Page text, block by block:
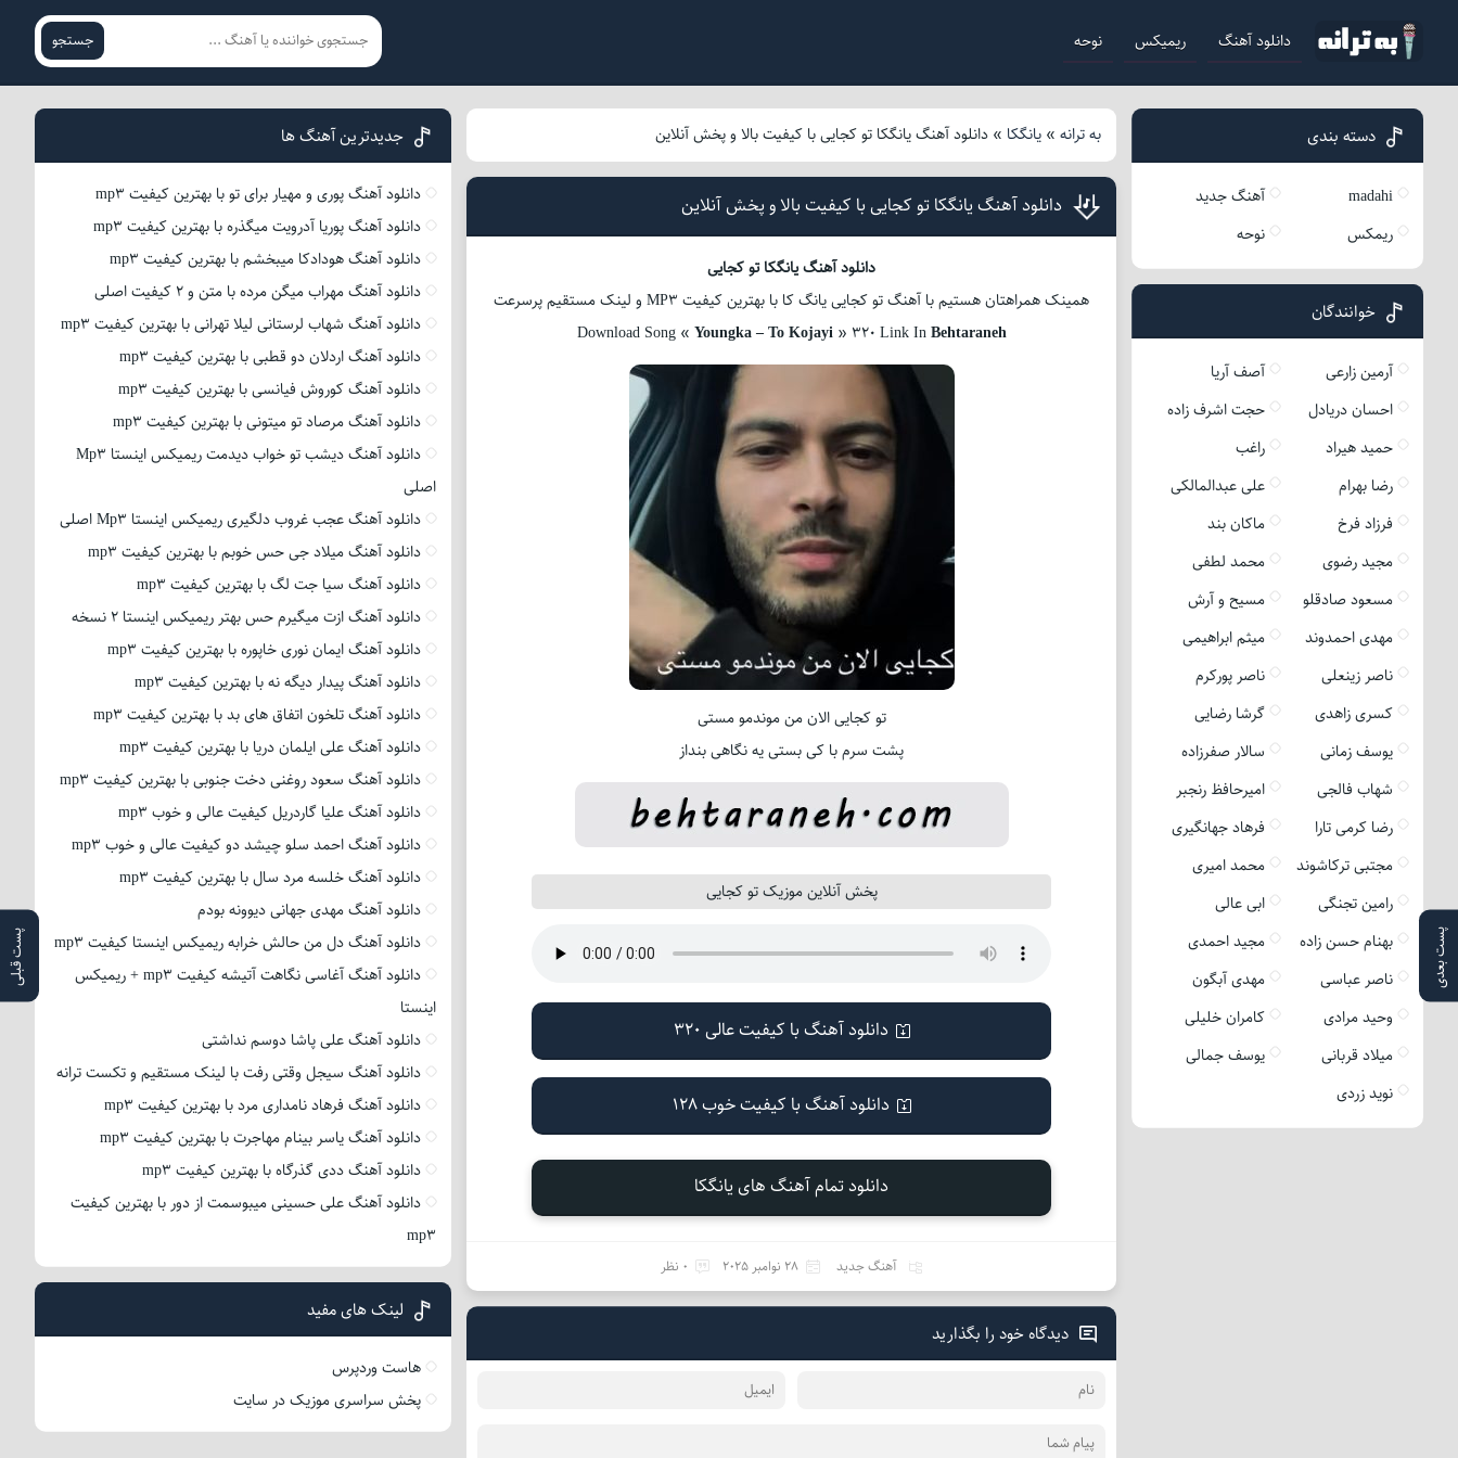
دانلود آهنگ ریمیکس نوحه جستجو
به ترانه» یانگکا » دانلود آهنگ یانگکا تو کجایی با کیفیت بالا و پخش آنلاین
پست بعدی پست قبلی
دانلود آهنگ یانگکا تو کجایی با کیفیت بالا و پخش آنلاین
دانلود آهنگ یانگکا تو کجایی
همینک همراهتان هستیم با آهنگ تو کجایی یانگ کا با بهترین کیفیت MP3 و لینک مستقیم پرسرعت
Download Song « Youngka – To Kojayi» 320 Link InBehtaraneh
تو کجایی الان من موندمو مستی
پشت سرم با کی بستی یه نگاهی بنداز
پخش آنلاین موزیک تو کجایی
دانلود آهنگ با کیفیت عالی 320
دانلود آهنگ با کیفیت خوب 128
دانلود تمام آهنگ های یانگکا
آهنگ جدید 28 نوامبر 2025 0 نظر
دیدگاه خود را بگذارید
دسته بندی
madahi
آهنگ جدید
ریمکس
نوحه
خوانندگان
آرمین زارعی
آصف آریا
احسان دریادل
حجت اشرف زاده
حمید هیراد
راغب
رضا بهرام
علی عبدالمالکی
فرزاد فرخ
ماکان بند
مجید رضوی
محمد لطفی
مسعود صادقلو
مسیح و آرش
مهدی احمدوند
میثم ابراهیمی
ناصر زینعلی
ناصر پورکرم
کسری زاهدی
گرشا رضایی
یوسف زمانی
سالار صفرزاده
شهاب فالجی
امیرحافظ رنجبر
رضا کرمی تارا
فرهاد جهانگیری
مجتبی ترکاشوند
محمد امیری
رامین تجنگی
ابی عالی
بهنام حسن زاده
مجید احمدی
ناصر عباسی
مهدی آبگون
وحید مرادی
کامران خلیلی
میلاد قربانی
یوسف جمالی
نوید زردی
جدیدترین آهنگ ها
دانلود آهنگ پوری و مهیار برای تو با بهترین کیفیت mp3
دانلود آهنگ پوریا آدرویت میگذره با بهترین کیفیت mp3
دانلود آهنگ هودادکا میبخشم با بهترین کیفیت mp3
دانلود آهنگ مهراب میگن مرده با متن و 2 کیفیت اصلی
دانلود آهنگ شهاب لرستانی لیلا تهرانی با بهترین کیفیت mp3
دانلود آهنگ اردلان دو قطبی با بهترین کیفیت mp3
دانلود آهنگ کوروش فیانسی با بهترین کیفیت mp3
دانلود آهنگ مرصاد تو میتونی با بهترین کیفیت mp3
دانلود آهنگ دیشب تو خواب دیدمت ریمیکس اینستا Mp3
اصلی
دانلود آهنگ عجب غروب دلگیری ریمیکس اینستا Mp3 اصلی
دانلود آهنگ میلاد جی حس خوبم با بهترین کیفیت mp3
دانلود آهنگ سیا جت لگ با بهترین کیفیت mp3
دانلود آهنگ ازت میگیرم حس بهتر ریمیکس اینستا 2 نسخه
دانلود آهنگ ایمان نوری خاپوره با بهترین کیفیت mp3
دانلود آهنگ پیدار دیگه نه با بهترین کیفیت mp3
دانلود آهنگ تلخون اتفاق های بد با بهترین کیفیت mp3
دانلود آهنگ علی ایلمان دریا با بهترین کیفیت mp3
دانلود آهنگ سعود روغنی دخت جنوبی با بهترین کیفیت mp3
دانلود آهنگ علیا گاردریل کیفیت عالی و خوب mp3
دانلود آهنگ احمد سلو چیشد دو کیفیت عالی و خوب mp3
دانلود آهنگ خلسه مرد سال با بهترین کیفیت mp3
دانلود آهنگ مهدی جهانی دیوونه بودم
دانلود آهنگ دل من حالش خرابه ریمیکس اینستا کیفیت mp3
دانلود آهنگ آغاسی نگاهت آتیشه کیفیت mp3 + ریمیکس
اینستا
دانلود آهنگ علی پاشا دوسم نداشتی
دانلود آهنگ سیجل وقتی رفت با لینک مستقیم و تکست ترانه
دانلود آهنگ فرهاد نامداری مرد با بهترین کیفیت mp3
دانلود آهنگ یاسر بینام مهاجرت با بهترین کیفیت mp3
دانلود آهنگ ددی گذرگاه با بهترین کیفیت mp3
دانلود آهنگ علی حسینی میبوسمت از دور با بهترین کیفیت
mp3
لینک های مفید
هاست وردپرس
پخش سراسری موزیک در سایت